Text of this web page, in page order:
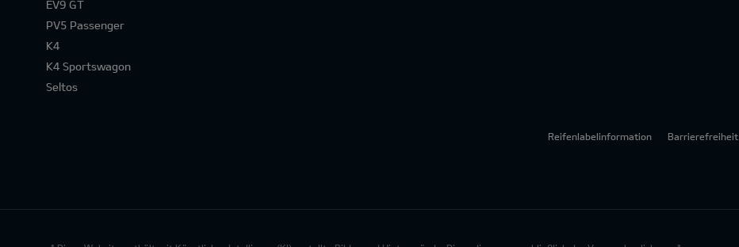
EV9 GT
PV5 Passenger
K4
K4 Sportswagon
Seltos
Reifenlabelinformation Barrierefreiheit